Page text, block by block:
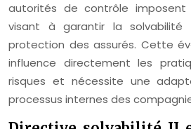
autorités de contrôle
visant à garantir la solvabilité
protection des assurés. Cette
influence directement les
risques et nécessite une
processus internes des